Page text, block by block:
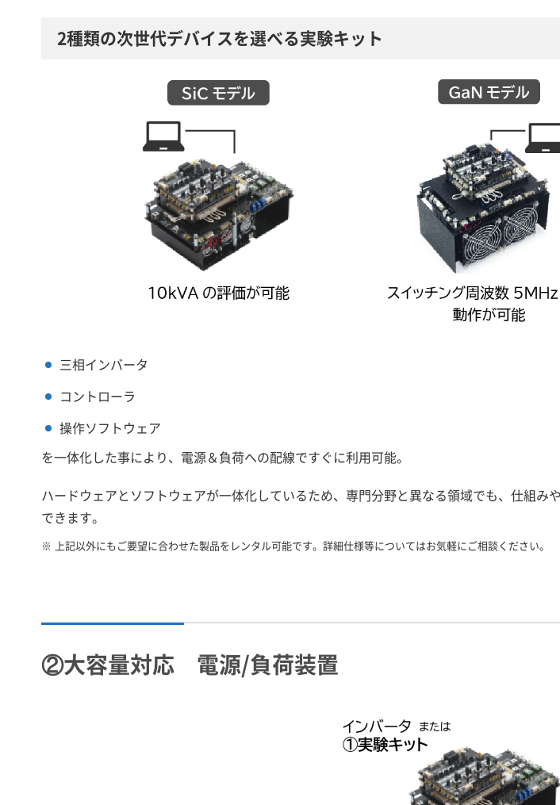
2種類の次世代デバイスを選べる実験キット
三相インバータ
コントローラ
操作ソフトウェア
を一体化した事により、電源＆負荷への配線ですぐに利用可能。
ハードウェアとソフトウェアが一体化しているため、専門分野と異なる領域でも、仕組み
できます。
※ 上記以外にもご要望に合わせた製品をレンタル可能です。詳細仕様等についてはお気軽にご相談ください。
②大容量対応 電源/負荷装置